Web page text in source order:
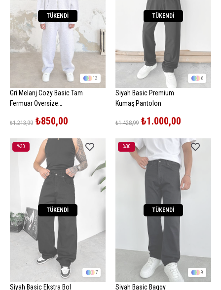
13
TÜKENDI
Gri Melanj Cozy Basic Tam
Fermuar Oversize
₺850,00
₺1.213,99
6
TÜKENDI
Siyah Basic Premium
Kumaş Pantolon
₺1.000,00
₺1.428,99
7
%30
TÜKENDI
Siyah Basic Ekstra Bol
9
%30
İndirim
%30İndirim
TÜKENDI
Siyah Basic Baggy